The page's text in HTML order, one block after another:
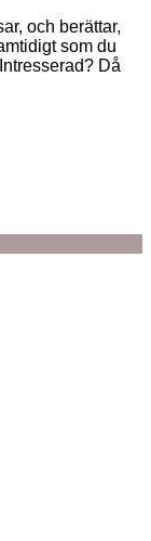
och berättar,
som du
Då